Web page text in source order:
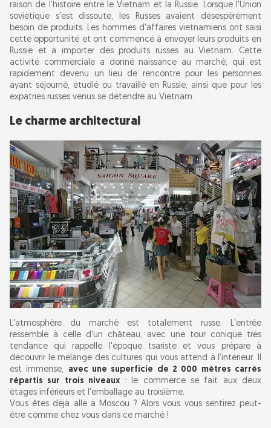
raison de l'histoire entre le Vietnam et la Russie. Lorsque l'Union
soviétique s'est dissoute, les Russes avaient désespérément
besoin de produits. Les hommes d'affaires vietnamiens ont saisi
cette opportunité et ont commencé à envoyer leurs produits en
Russie et à importer des produits russes au Vietnam. Cette
activité commerciale a donné naissance au marché, qui est
rapidement devenu un lieu de rencontre pour les personnes
ayant séjourné, étudié ou travaillé en Russie, ainsi que pour les
expatriés russes venus se détendre au Vietnam.
Le charme architectural
L'atmosphère du marché est totalement russe. L'entrée
ressemble à celle d'un château, avec une tour conique très
tendance qui rappelle l'époque tsariste et vous prépare à
découvrir le mélange des cultures qui vous attend à l'intérieur. Il
est immense, avec une superficie de 2 000 mètres carrés
répartis sur trois niveaux: le commerce se fait aux deux
étages inférieurs et l'emballage au troisième.
Vous êtes déjà allé à Moscou ? Alors vous vous sentirez peut-
être comme chez vous dans ce marché !